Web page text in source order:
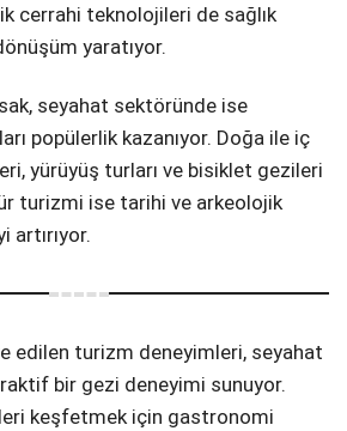
cerrahi teknolojileri de sağlık
yaratıyor.
seyahat sektöründe ise
popülerlik kazanıyor. Doğa ile iç
yürüyüş turları ve bisiklet gezileri
turizmi ise tarihi ve arkeolojik
artırıyor.
edilen turizm deneyimleri, seyahat
bir gezi deneyimi sunuyor.
keşfetmek için gastronomi